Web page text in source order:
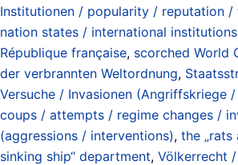
Institutionen / popularity / reputation
nation states / international institutions
République française, scorched World
der verbrannten Weltordnung,
Versuche / Invasionen (Angriffskriege
coups / attempts / regime changes /
(aggressions / interventions), the „rats
sinking ship“ department, Völkerrecht